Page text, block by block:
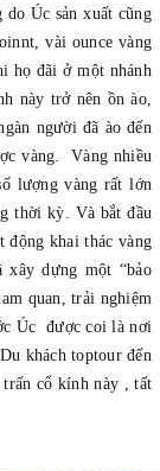
Úc sản xuất cũng
vài ounce vàng
họ đãi ở một nhánh
này trở nên ồn ào,
người đã ào đến
vàng. Vàng nhiều
lượng vàng rất lớn
thời kỳ. Và bắt đầu
động khai thác vàng
xây dựng một “bảo
quan, trải nghiệm
Úc được coi là nơi
khách toptour đến
trấn cổ kính này , tất